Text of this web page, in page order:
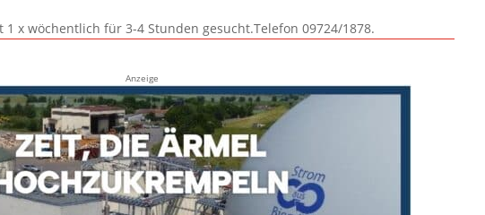
1 x wöchentlich für 3-4 Stunden gesucht.Telefon 09724/1878.
Anzeige